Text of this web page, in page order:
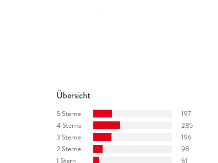
studierte in Heidelberg Englisch, Spanisch und
an der Fachhochschule Wuppertal und einer der
Übersicht
5 Sterne
197
4 Sterne
285
3 Sterne
196
2 Sterne
98
1 Stern
61